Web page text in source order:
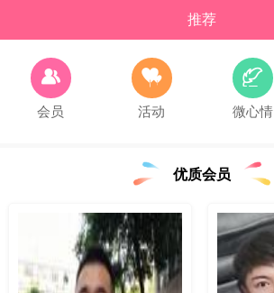
推荐

会员

活动

微心情
优质会员